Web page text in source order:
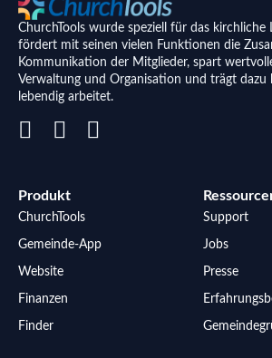
ChurchTools wurde speziell für das kirchliche
fördert mit seinen vielen Funktionen die
Kommunikation der Mitglieder, spart
Verwaltung und Organisation und trägt dazu
lebendig arbeitet.
Produkt
ChurchTools
Gemeinde-App
Website
Finanzen
Finder
Support
Jobs
Presse